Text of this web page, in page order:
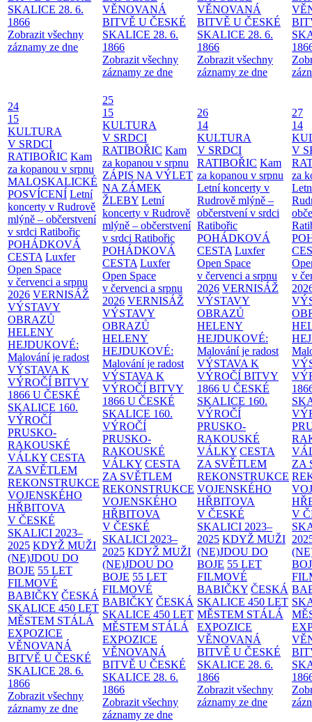
SKALICE 28. 6.
1866
Zobrazit všechny
záznamy ze dne
VĚNOVANÁ
BITVĚ U ČESKÉ
SKALICE 28. 6.
1866
Zobrazit všechny
záznamy ze dne
VĚNOVANÁ
BITVĚ U ČESKÉ
SKALICE 28. 6.
1866
Zobrazit všechny
záznamy ze dne
24
15
KULTURA
V SRDCI
RATIBOŘIC Kam
za kopanou v srpnu
MALOSKALICKÉ
POSVÍCENÍ Letní
koncerty v Rudrově
mlýně – občerstvení
v srdci Ratibořic
POHÁDKOVÁ
CESTA Luxfer
Open Space
v červenci a srpnu
2026 VERNISÁŽ
VÝSTAVY
OBRAZŮ
HELENY
HEJDUKOVÉ:
Malování je radost
VÝSTAVA K
VÝROČÍ BITVY
1866 U ČESKÉ
SKALICE 160.
VÝROČÍ
PRUSKO-
RAKOUSKÉ
VÁLKY CESTA
ZA SVĚTLEM
REKONSTRUKCE
VOJENSKÉHO
HŘBITOVA
V ČESKÉ
SKALICI 2023–
2025 KDYŽ MUŽI
(NE)JDOU DO
BOJE 55 LET
FILMOVÉ
BABIČKY ČESKÁ
SKALICE 450 LET
MĚSTEM STÁLÁ
EXPOZICE
VĚNOVANÁ
BITVĚ U ČESKÉ
SKALICE 28. 6.
1866
Zobrazit všechny
záznamy ze dne
25
15
KULTURA
V SRDCI
RATIBOŘIC Kam
za kopanou v srpnu
ZÁPIS NA VÝLET
NA ZÁMEK
ŽLEBY Letní
koncerty v Rudrově
mlýně – občerstvení
v srdci Ratibořic
POHÁDKOVÁ
CESTA Luxfer
Open Space
v červenci a srpnu
2026 VERNISÁŽ
VÝSTAVY
OBRAZŮ
HELENY
HEJDUKOVÉ:
Malování je radost
VÝSTAVA K
VÝROČÍ BITVY
1866 U ČESKÉ
SKALICE 160.
VÝROČÍ
PRUSKO-
RAKOUSKÉ
VÁLKY CESTA
ZA SVĚTLEM
REKONSTRUKCE
VOJENSKÉHO
HŘBITOVA
V ČESKÉ
SKALICI 2023–
2025 KDYŽ MUŽI
(NE)JDOU DO
BOJE 55 LET
FILMOVÉ
BABIČKY ČESKÁ
SKALICE 450 LET
MĚSTEM STÁLÁ
EXPOZICE
VĚNOVANÁ
BITVĚ U ČESKÉ
SKALICE 28. 6.
1866
Zobrazit všechny
záznamy ze dne
26
14
KULTURA
V SRDCI
RATIBOŘIC Kam
za kopanou v srpnu
Letní koncerty v
Rudrově mlýně –
občerstvení v srdci
Ratibořic
POHÁDKOVÁ
CESTA Luxfer
Open Space
v červenci a srpnu
2026 VERNISÁŽ
VÝSTAVY
OBRAZŮ
HELENY
HEJDUKOVÉ:
Malování je radost
VÝSTAVA K
VÝROČÍ BITVY
1866 U ČESKÉ
SKALICE 160.
VÝROČÍ
PRUSKO-
RAKOUSKÉ
VÁLKY CESTA
ZA SVĚTLEM
REKONSTRUKCE
VOJENSKÉHO
HŘBITOVA
V ČESKÉ
SKALICI 2023–
2025 KDYŽ MUŽI
(NE)JDOU DO
BOJE 55 LET
FILMOVÉ
BABIČKY ČESKÁ
SKALICE 450 LET
MĚSTEM STÁLÁ
EXPOZICE
VĚNOVANÁ
BITVĚ U ČESKÉ
SKALICE 28. 6.
1866
Zobrazit všechny
záznamy ze dne
27
14
V
za
v
ZA
V